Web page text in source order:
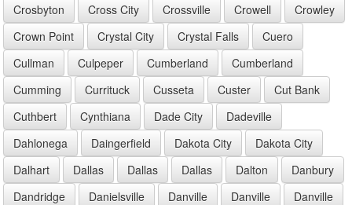
Crosbyton
Cross City Crossville Crowell
Crowley
Crown Point
Crystal City Crystal Falls
Cuero
Cullman
Culpeper Cumberland
Cumberland
Cumming
Currituck Cusseta Custer
Cut Bank
Cuthbert
Cynthiana Dade City
Dadeville
Dahlonega
Daingerfield Dakota City
Dakota City
Dalhart
Dallas Dallas Dallas Dalton
Danbury
Dandridge
Danielsville Danville Danville
Danville